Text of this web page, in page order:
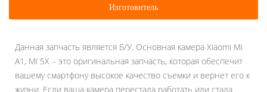
Изготовитель
Данная запчасть является Б/У. Основная камера Xiaomi Mi
A1, Mi 5X – это оригинальная запчасть, которая обеспечит
вашему смартфону высокое качество съемки и вернет его к
жизни. Если ваша камера перестала работать или стала